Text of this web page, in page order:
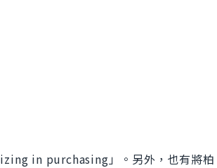
in purchasing」。另外，也有將柏